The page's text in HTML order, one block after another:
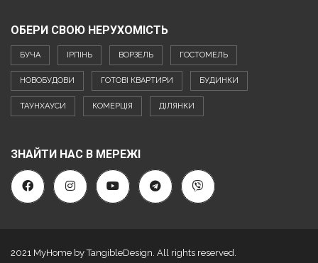
ОБЕРИ СВОЮ НЕРУХОМІСТЬ
БУЧА ІРПІНЬ ВОРЗЕЛЬ ГОСТОМЕЛЬ
НОВОБУДОВИ ГОТОВІ КВАРТИРИ БУДИНКИ
ТАУНХАУСИ КОМЕРЦІЯ ДІЛЯНКИ
ЗНАЙТИ НАС В МЕРЕЖІ
2021 MyHome by TangibleDesign. All rights reserved.